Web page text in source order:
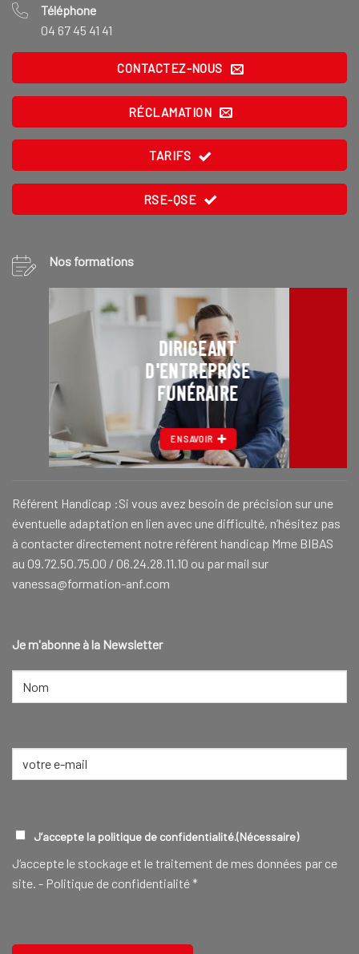
Téléphone
04 67 45 41 41
CONTACTEZ-NOUS
RÉCLAMATION
TARIFS
RSE-QSE
Nos formations
DIRIGEANT
D'ENTREPRISE
FUNÉRAIRE
EN SAVOIR
Référent Handicap :Si vous avez besoin de précision sur une
éventuelle adaptation en lien avec une difficulté, n’hésitez pas
à contacter directement notre référent handicap Mme BIBAS
au 09.72.50.75.00 / 06.24.28.11.10 ou par mail sur
vanessa@formation-anf.com
Je m'abonne à la Newsletter
NOM
RGPD(NÉCESSAIRE)
J’accepte la politique de confidentialité.(Nécessaire)
J‘accepte le stockage et le traitement de mes données par ce
site. - Politique de confidentialité*